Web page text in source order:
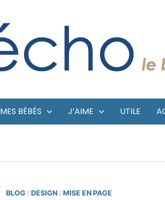
MES BÉBÉS J’AIME UTILE
BLOG /DESIGN /MISE EN PAGE